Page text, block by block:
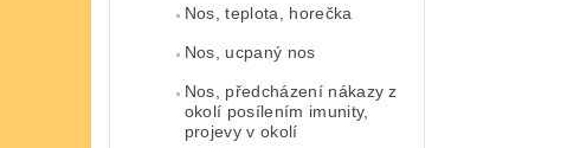
Nos, teplota, horečka
Nos, ucpaný nos
Nos, předcházení nákazy z
okolí posílením imunity,
projevy v okolí